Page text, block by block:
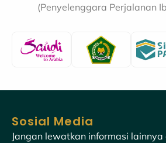
(Penyelenggara Perjalanan
Sosial Media
Jangan lewatkan informasi